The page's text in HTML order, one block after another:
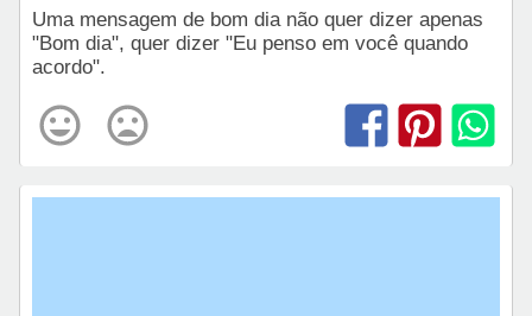
Uma mensagem de bom dia não quer dizer apenas
"Bom dia", quer dizer "Eu penso em você quando
acordo".